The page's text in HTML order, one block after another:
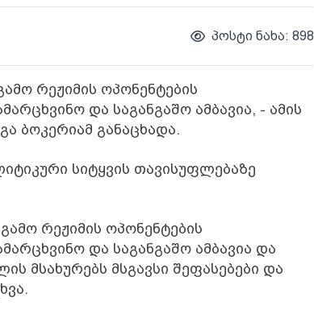
პოსტი ნახა: 898
რეჟიმის ოპონენტების
და საგანგაშო ამბავია, - ამის
ბოკერიამ განაცხადა.
სიტყვის თავისუფლებაზე
რეჟიმის ოპონენტების
და საგანგაშო ამბავია და
მსახურებს მსგავსი შეფასებები და